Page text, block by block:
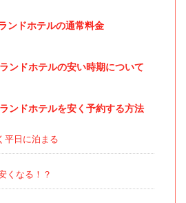
ンドホテルの通常料金
ンドホテルの安い時期について
ンドホテルを安く予約する方法
平日に泊まる
くなる！？